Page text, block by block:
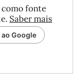
fonte
Saber mais
Google